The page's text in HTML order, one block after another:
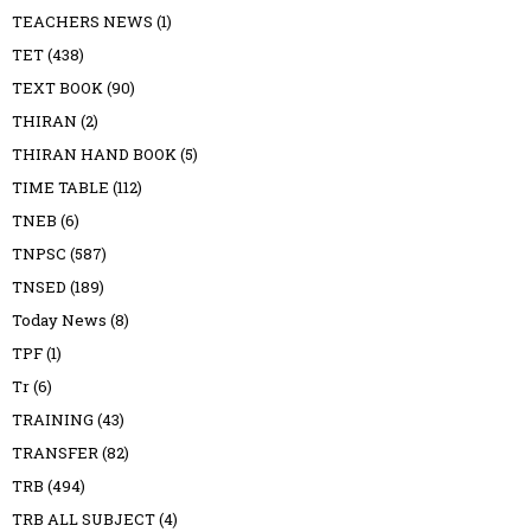
TEACHERS NEWS (1)
TET(438)
TEXT BOOK(90)
THIRAN (2)
THIRAN HAND BOOK(5)
TIME TABLE (112)
TNEB (6)
TNPSC (587)
TNSED (189)
Today News (8)
TPF(1)
Tr(6)
TRAINING (43)
TRANSFER(82)
TRB (494)
TRB ALL SUBJECT(4)